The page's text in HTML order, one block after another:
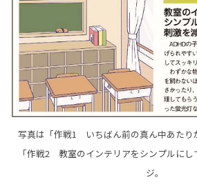
写真は「作戦1 いちばん前の真ん中あたり
「作戦2 教室のインテリアをシンプルに
ジ。